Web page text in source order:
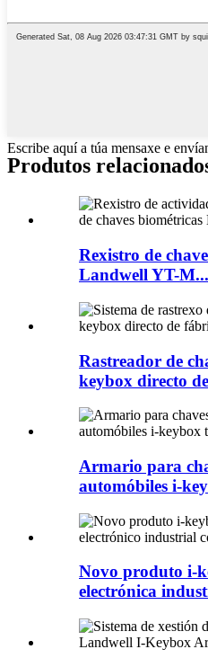
Escribe aquí a túa mensaxe e
Produtos
Rexistro de
Landwell YT-M...
Rastreador de
keybox directo
Armario para
automóbiles i-
Novo produto i-
electrónica